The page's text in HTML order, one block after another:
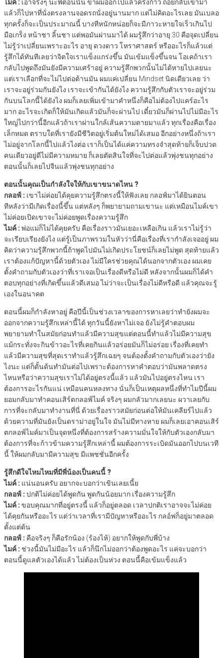
ไมค์ : เอาจริงๆ นะพี่ตอนนั้น ขาผมออกไปแล้วครึ่งก้าว ถอยกลับเข้ามา
แล้วก็ไปหาที่นั่งตรงลานจอดรถนั่งอยู่นานมาก แต่ไม่คิดอะไรเลย มันเบลอ
ทุกครั้งก็จะเป็นประมาณนี้ บางทีหนักหน่อยก็จะมีภาวะหายใจเร็วเกินไป
มือเกร็ง หน้าชา ลิ้นชา แต่พอมันผ่านมาได้ ผมรู้สึกว่าอายุ 30 คือจุดเปลี่ยน
ไม่รู้ว่าเปลี่ยนเพราะอะไร อายุ ดวงดาว โหราศาสตร์ หรืออะไรก็แล้วแต่
รู้สึกได้ทันทีเลยว่าจิตใจเราแข็งแกร่งขึ้น มันเข้มแข็งขึ้นจน โอเคถ้าเรา
กลับไปพูดถึงมันยังมีความเศร้าอยู่ ความรู้สึกพวกนั้นไม่ได้หายไปเลยนะ
แต่เราเลือกที่จะไม่ไปต่อต้านมัน ผมแค่เปลี่ยน Mindset นิดเดียวเลย ว่า
เราจะอยู่ร่วมกันยังไง เราจะเข้ากันได้ยังไง ความรู้สึกกับตัวเราจะอยู่ร่วม
กันบนโลกนี้ได้ยังไง ผมก็เลยเพิ่มเข้ามาคำหนึ่งก็คือไม่ต้องไปแคร์อะไร
มาก อะไรจะเกิดก็ให้มันเกิดแล้วมันก็จะผ่านไป เดี๋ยวมันก็ผ่านไปไม่มีอะไร
ใหญ่ไปกว่านี้อีกแล้วถ้าเราผ่านใกล้เส้นความตายมาแล้ว ทุกเรื่องคือเรื่อง
เล็กหมด ตราบใดที่เรายังมีชีวิตอยู่เริ่มต้นใหม่ได้เสมอ อีกอย่างหนึ่งถ้าเรา
ไม่อยู่จากโลกนี้ไปแล้วไงต่อ เราก็เป็นได้แค่ความทรงจำสุดท้ายก็เจ็บปวด
คนเดียวอยู่ดีไม่มีความหมาย ก็เลยตัดสินใจที่จะไปต่อแล้วพุ่งชนทุกอย่าง
ตอนนั้นก็เลยไปจีนแล้วพุ่งชนทุกอย่าง
ตอนนั้นคุณเป็นกำลังใจให้กับเขาขนาดไหน ?
กลอฟ์ : เขาไม่ค่อยได้คุยความรู้สึกตรงนี้ให้ฟังเลย กลอฟ์มาได้ยินตอน
ทีหลังว่ามีเกิดเรื่องนี้ขึ้น แต่หลังๆ ก็พยายามถามเขานะ แต่เหมือนไมค์เขา
ไม่ค่อยเปิดเขาจะไม่ค่อยพูดเรื่องความรู้สึก
ไมค์ :พ่อแม่ก็ไม่ได้คุยครับ คือเรื่องราวมันเยอะเหลือเกิน แล้วเราไม่รู้ว่า
จะเรียบเรียงยังไง แต่รู้เป็นภาพรวมในหัวว่านี่คือเรื่องที่เรากำลังเจออยู่ ผม
คิดว่าความรู้สึกพวกนี้ถ้าพูดไปมันไม่เกิดประโยชน์ก็เลยไม่พูด สุดท้ายแล้ว
เราต้องแก้ปัญหานี้ด้วยตัวเอง ไม่มีใครช่วยคุณได้นอกจากตัวเอง ผมเคย
ตั้งคำถามกับตัวเองว่าที่เราเจอเป็นเรื่องดีหรือไม่ดี หลังจากนั้นผมก็ได้คำ
ตอบทุกอย่างที่เกิดขึ้นแล้วดีเสมอ ไม่ว่าจะเป็นเรื่องไม่ดีหรือดี แล้วคุณจะรู้
เองในอนาคต
ตอนนี้ผมก็กำลังหาอยู่ คือปีนี้เป็นช่วงเวลาของการหาเลยว่าทำยังผมจะ
ออกจากความรู้สึกเหล่านี้ได้ ทุกวันนี้ยังหาไม่เจอ ยังไม่รู้คำตอบผม
พยายามทำในสมัยก่อนทำแล้วมีความสุขแต่ตอนนี้ทำแล้วไม่มีความสุข
แม้กระทั่งจะกินข้าวอะไรที่เคยกินแล้วอร่อยมันก็ไม่อร่อย เรื่องที่เคยทำ
แล้วมีความสุขที่สุดเราทำแล้วรู้สึกเฉยๆ จนต้องตั้งคำถามกับตัวเองว่ายัง
ไงนะ แต่ก็ดั้นด้นทำมันต่อไปเพราะต้องการหาคำตอบว่ามันพลาดตรง
ไหนหรือว่าความสุขเราไม่ได้อยู่ตรงนี้แล้ว แล้วมันไปอยู่ตรงไหน เรา
ต้องการอะไรกันแน่ เหมือนคนหลงทาง นั่นก็เป็นเหตุผลหนึ่งที่ทำไมปีนี้ผม
ยอมกลับมาทำคอนเสิร์ตกลอฟ์ไมค์ จริงๆ ผมกลัวมากเลยนะ ผวาเลยกับ
การที่จะกลับมาทำงานที่นี่ ด้วยเรื่องราวสมัยก่อนต่อให้มันเคลียร์ไปแล้ว
ด้วยความที่มันยังเป็นดราม่าอยู่ในใจ มันไม่มีทางหาย ผมก็เลยเอาคอนเสิร์
ตกลอฟ์ไมค์มาเป็นจุดหนึ่งที่ต้องการสร้างความมั่นใจให้กับตัวเองกลับมา
ต้องการที่จะก้าวข้ามความรู้สึกเหล่านี้ ผมต้องการระเบิดมันออกไปบนเวที
นี้ ให้ผมกลับมามีความสุข มีแพชชั่นอีกครั้ง
รู้สึกดีใจไหมไหมที่มีพี่น้องเป็นคนนี้ ?
ไมค์ : แน่นอนครับ อยากจะบอกว่าเขินเลยเนี้ย
กลอฟ์ :ปกติไม่ค่อยได้พูดกัน พูดกันน้อยมาก เรื่องความรู้สึก
ไมค์ :ขอบคุณมากที่อยู่ตรงนี้ แล้วก็อยู่ตลอด เวลาปกติเราอาจจะไม่ค่อย
ได้คุยกันหรืออะไร แต่ว่าเวลาที่เรามีปัญหาหรืออะไร กลอ์ฟก็อยู่มาตลอด
ตั้งแต่ต้น
กลอฟ์ : คือจริงๆ ก็คือรักน้อง (ร้องไห้) อยากให้พูดกับพี่บ้าง
ไมค์ : ช่วงนี้มันไม่มีอะไร แล้วก็นึกไม่ออกว่าต้องพูดอะไร แค่จะบอกว่า
ตอนนี้ดูแลตัวเองได้แล้ว ไม่ต้องเป็นห่วง ตอนนี้คือเข้มแข็งแล้ว